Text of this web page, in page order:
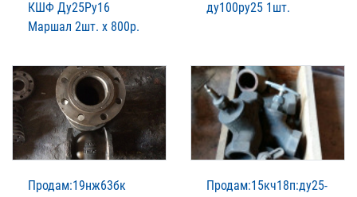
КШФ Ду25Ру16
Маршал 2шт. х 800р.
ду100ру25 1шт.
Продам:19нж63бк
Продам:15кч18п:ду25-